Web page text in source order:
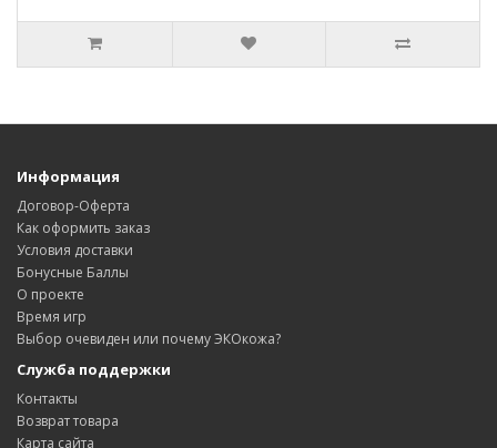
Информация
Договор-Оферта
Как оформить заказ
Условия доставки
Бонусные Баллы
О проекте
Время игр
Выбор очевиден или почему ЭКОкожа?
Служба поддержки
Контакты
Возврат товара
Карта сайта